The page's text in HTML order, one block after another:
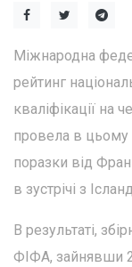
Міжнародна
рейтинг
кваліфікації на
провела в цьому
поразки від
в зустрічі з
В результаті,
ФІФА, зайнявши